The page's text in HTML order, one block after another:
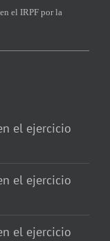
el IRPF por la
el ejercicio
el ejercicio
el ejercicio